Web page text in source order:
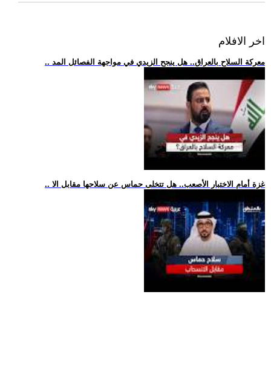
اخر الافلام
.. معركة السلاح بالعراق.. هل ينجح الزيدي في مواجهة الفصائل المد
.. غزة أمام الاختبار الأصعب.. هل تتخلى حماس عن سلاحها مقابل الا